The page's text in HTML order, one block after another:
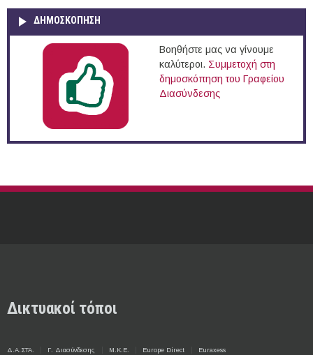
ΔΗΜΟΣΚΌΠΗΣΗ
Βοηθήστε μας να γίνουμε
καλύτεροι. Συμμετοχή στη
δημοσκόπηση του Γραφείου
Διασύνδεσης
Δικτυακοί τόποι
Δ.Α.ΣΤΑ. Γ. Διασύνδεσης Μ.Κ.Ε. Europe Direct Euraxess